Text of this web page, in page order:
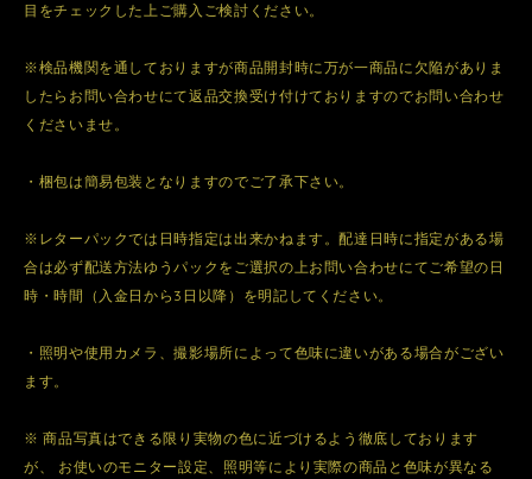
目をチェックした上ご購入ご検討ください。
※検品機関を通しておりますが商品開封時に万が一商品に欠陥がありま
したらお問い合わせにて返品交換受け付けておりますのでお問い合わせ
くださいませ。
・梱包は簡易包装となりますのでご了承下さい。
※レターパックでは日時指定は出来かねます。配達日時に指定がある場
合は必ず配送方法ゆうパックをご選択の上お問い合わせにてご希望の日
時・時間（入金日から3日以降）を明記してください。
・照明や使用カメラ、撮影場所によって色味に違いがある場合がござい
ます。
※ 商品写真はできる限り実物の色に近づけるよう徹底しております
が、 お使いのモニター設定、照明等により実際の商品と色味が異なる